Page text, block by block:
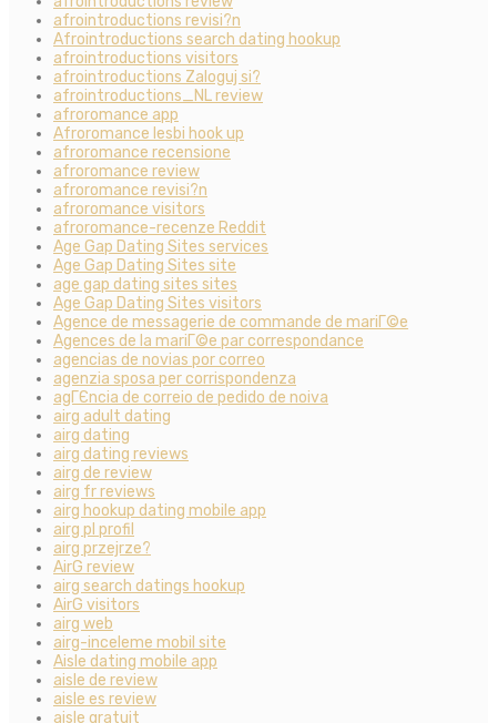
afrointroductions revisi?n
Afrointroductions search dating hookup
afrointroductions visitors
afrointroductions Zaloguj si?
afrointroductions_NL review
afroromance app
Afroromance lesbi hook up
afroromance recensione
afroromance review
afroromance revisi?n
afroromance visitors
afroromance-recenze Reddit
Age Gap Dating Sites services
Age Gap Dating Sites site
age gap dating sites sites
Age Gap Dating Sites visitors
Agence de messagerie de commande de mariГ©e
Agences de la mariГ©e par correspondance
agencias de novias por correo
agenzia sposa per corrispondenza
agГЄncia de correio de pedido de noiva
airg adult dating
airg dating
airg dating reviews
airg de review
airg fr reviews
airg hookup dating mobile app
airg pl profil
airg przejrze?
AirG review
airg search datings hookup
AirG visitors
airg web
airg-inceleme mobil site
Aisle dating mobile app
aisle de review
aisle es review
aisle gratuit